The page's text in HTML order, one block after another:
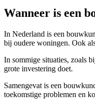
Wanneer is een
In Nederland is een
bij oudere woningen. Ook
In sommige situaties, zoals
grote investering doet.
Samengevat is een
toekomstige problemen en